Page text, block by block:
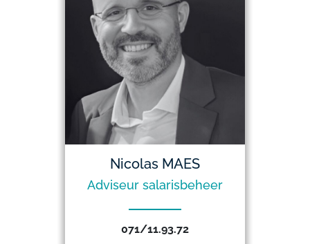
Nicolas MAES
Adviseur salarisbeheer
071/11.93.72